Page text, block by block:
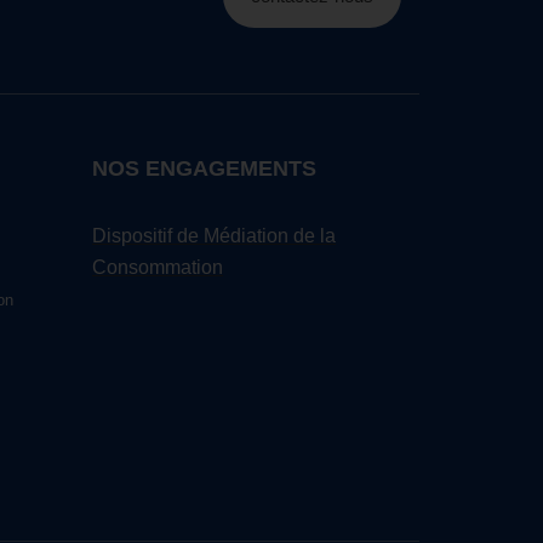
NOS ENGAGEMENTS
Dispositif de Médiation de la
Consommation